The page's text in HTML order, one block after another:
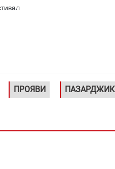
ПРОЯВИ ПАЗАРДЖИК